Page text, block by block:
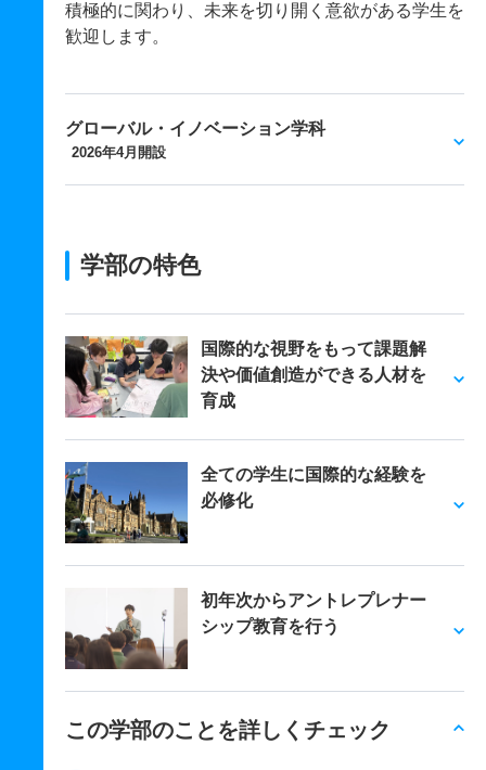
積極的に関わり、未来を切り開く意欲がある学生を
歓迎します。
グローバル・イノベーション学科
2026年4月開設
学部の特色
国際的な視野をもって課題解
決や価値創造ができる人材を
育成
全ての学生に国際的な経験を
必修化
初年次からアントレプレナー
シップ教育を行う
この学部のことを詳しくチェック